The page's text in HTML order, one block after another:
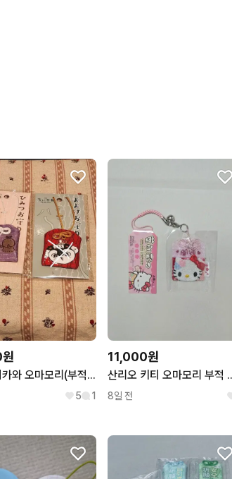
영화 치이카와 오마모리(부적) 비밀부적, 액운피하기
5 1
11,000원
산리오 키티 오마
8일 전